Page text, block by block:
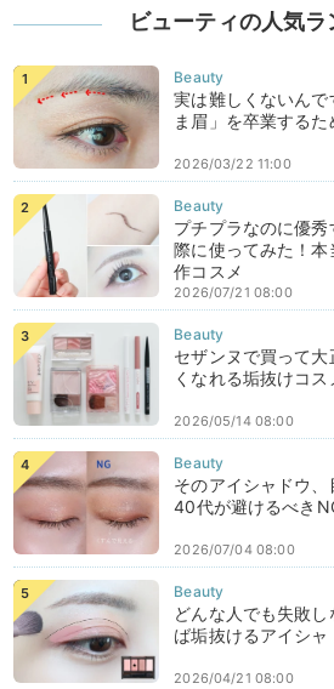
ビューティの人気
実は難しくないん
ま眉」を卒業するた
2026/03/22 11:00
プチプラなのに優
際に使ってみた！
作コスメ
2026/07/21 08:00
セザンヌで買って
くなれる垢抜けコス
2026/05/14 08:00
そのアイシャドウ、
40代が避けるべき
2026/07/04 08:00
どんな人でも失敗
ば垢抜けるアイシ
2026/04/21 08:00